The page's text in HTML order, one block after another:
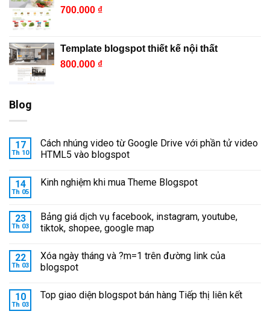
700.000 ₫
Template blogspot thiết kế nội thất
800.000 ₫
Blog
17
Th 10
Cách nhúng video từ Google Drive với phần tử video
HTML5 vào blogspot
14
Th 05
Kinh nghiệm khi mua Theme Blogspot
23
Th 03
Bảng giá dịch vụ facebook, instagram, youtube,
tiktok, shopee, google map
22
Th 03
Xóa ngày tháng và ?m=1 trên đường link của
blogspot
10
Th 03
Top giao diện blogspot bán hàng Tiếp thị liên kết